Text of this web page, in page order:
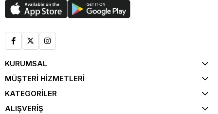
KURUMSAL
MÜŞTERİ HİZMETLERİ
KATEGORİLER
ALIŞVERİŞ